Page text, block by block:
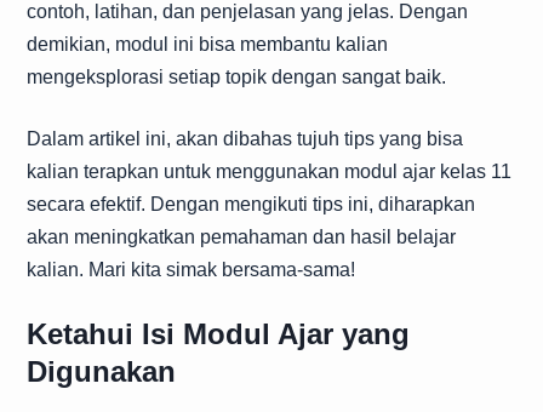
contoh, latihan, dan penjelasan yang jelas. Dengan
demikian, modul ini bisa membantu kalian
mengeksplorasi setiap topik dengan sangat baik.
Dalam artikel ini, akan dibahas tujuh tips yang bisa
kalian terapkan untuk menggunakan modul ajar kelas 11
secara efektif. Dengan mengikuti tips ini, diharapkan
akan meningkatkan pemahaman dan hasil belajar
kalian. Mari kita simak bersama-sama!
Ketahui Isi Modul Ajar yang
Digunakan